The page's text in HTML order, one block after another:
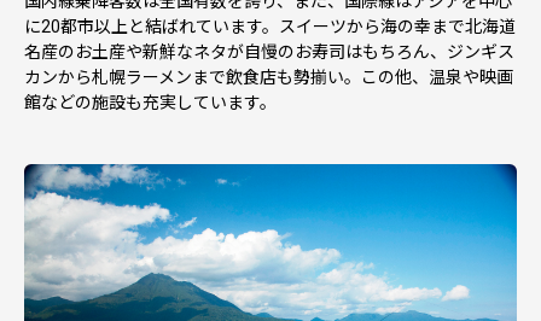
に20都市以上と結ばれています。スイーツから海の幸まで北海道
名産のお土産や新鮮なネタが自慢のお寿司はもちろん、ジンギス
カンから札幌ラーメンまで飲食店も勢揃い。この他、温泉や映画
館などの施設も充実しています。